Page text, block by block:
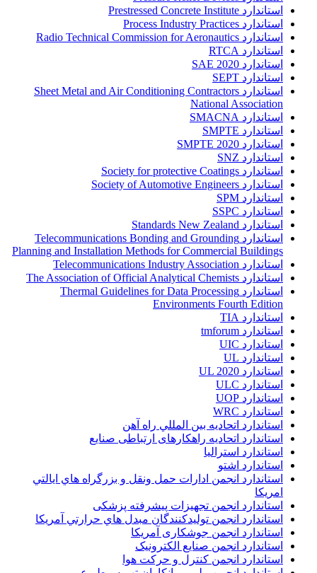
استاندارد Prestressed Concrete Institute
استاندارد Process Industry Practices
استاندارد Radio Technical Commission for Aeronautics
استاندارد RTCA
استاندارد SAE 2020
استاندارد SEPT
استاندارد Sheet Metal and Air Conditioning Contractors
National Association
استاندارد SMACNA
استاندارد SMPTE
استاندارد SMPTE 2020
استاندارد SNZ
استاندارد Society for protective Coatings
استاندارد Society of Automotive Engineers
استاندارد SPM
استاندارد SSPC
استاندارد Standards New Zealand
استاندارد Telecommunications Bonding and Grounding
Planning and Installation Methods for Commercial Buildings
استاندارد Telecommunications Industry Association
استاندارد The Association of Official Analytical Chemists
استاندارد Thermal Guidelines for Data Processing
Environments Fourth Edition
استاندارد TIA
استاندارد tmforum
استاندارد UIC
استاندارد UL
استاندارد UL 2020
استاندارد ULC
استاندارد UOP
استاندارد WRC
استاندارد اتحاديه بين المللي راه آهن
استاندارد اتحادیه راهکارهای ارتباطی صنایع
استاندارد استرالیا
استاندارد اشتو
استاندارد انجمن ادارات حمل ونقل و بزرگراه هاي ايالتي
امريکا
استاندارد انجمن تجهیزات پیشرفته پزشکی
استاندارد انجمن توليدکنندگان مبدل هاي حرارتي آمريکا
استاندارد انجمن جوشکاری آمریکا
استاندارد انجمن صنايع الکترونيک
استاندارد انجمن کنترل و حرکت هوا